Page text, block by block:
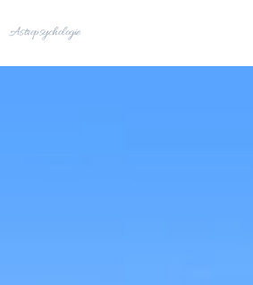
Astropsychologie